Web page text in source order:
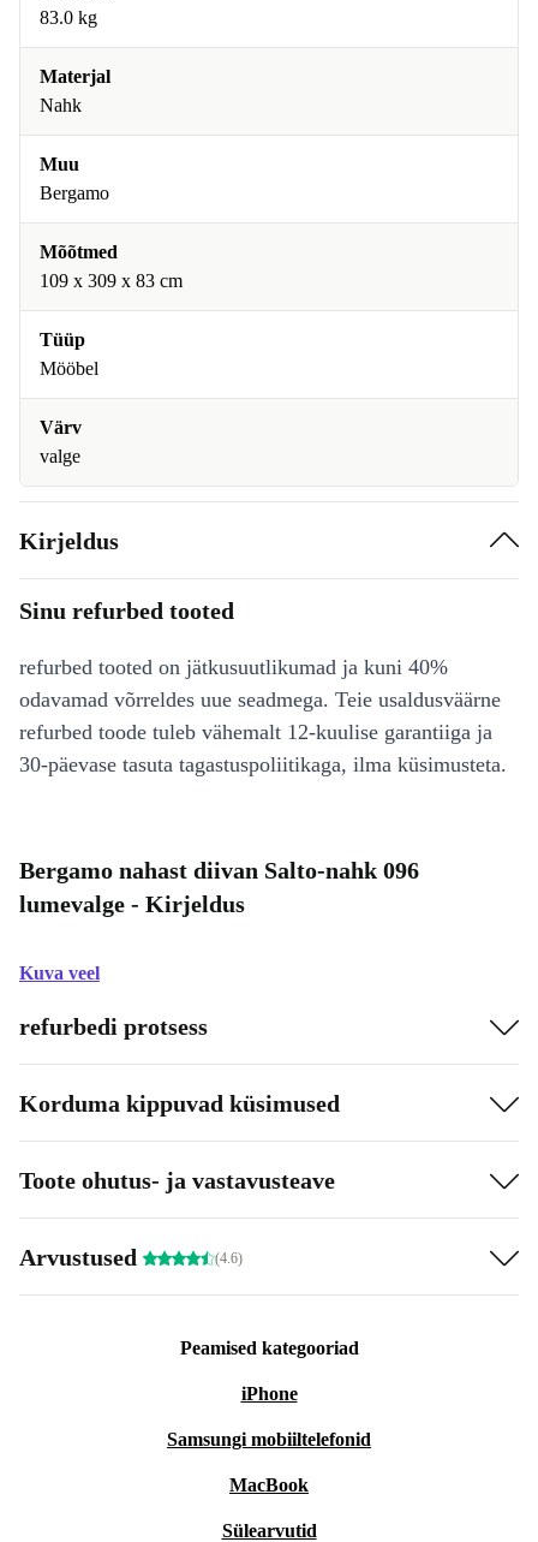
83.0 kg
Materjal
Nahk
Muu
Bergamo
Mõõtmed
109 x 309 x 83 cm
Tüüp
Mööbel
Värv
valge
Kirjeldus
Sinu refurbed tooted
refurbed tooted on jätkusuutlikumad ja kuni 40%
odavamad võrreldes uue seadmega. Teie usaldusväärne
refurbed toode tuleb vähemalt 12-kuulise garantiiga ja
30-päevase tasuta tagastuspoliitikaga, ilma küsimusteta.
Bergamo nahast diivan Salto-nahk 096
lumevalge - Kirjeldus
Kuva veel
refurbedi protsess
Korduma kippuvad küsimused
Toote ohutus- ja vastavusteave
Arvustused (4.6)
Peamised kategooriad
iPhone
Samsungi mobiiltelefonid
MacBook
Sülearvutid